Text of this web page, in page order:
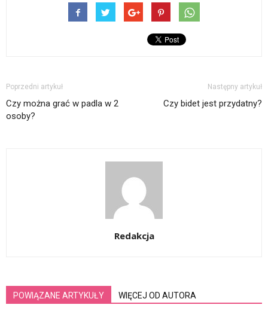
Poprzedni artykuł
Czy można grać w padla w 2
osoby?
Następny artykuł
Czy bidet jest przydatny?
Redakcja
POWIĄZANE ARTYKUŁY WIĘCEJ OD AUTORA